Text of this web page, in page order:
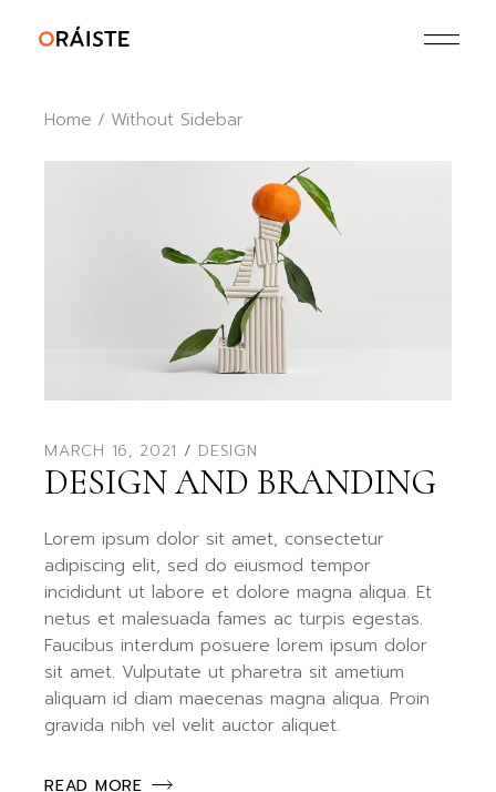
Home Without Sidebar
MARCH 16, 2021 DESIGN
DESIGN AND BRANDING
Lorem ipsum dolor sit amet, consectetur
adipiscing elit, sed do eiusmod tempor
incididunt ut labore et dolore magna aliqua. Et
netus et malesuada fames ac turpis egestas.
Faucibus interdum posuere lorem ipsum dolor
sit amet. Vulputate ut pharetra sit ametium
aliquam id diam maecenas magna aliqua. Proin
gravida nibh vel velit auctor aliquet.
READ MORE